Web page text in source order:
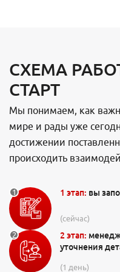
СХЕМА
СТАРТ
Мы понимаем, как
мире и рады уже
достижении
происходить
1 этап: вы
(сейчас)
2 этап:
уточнения
(1 день)